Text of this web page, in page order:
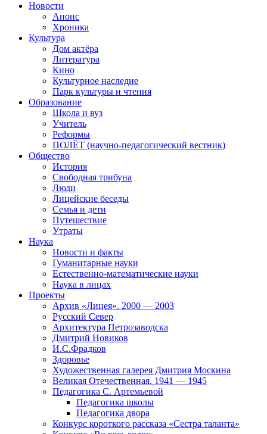
Новости
Анонс
Хроника
Культура
Дом актёра
Литература
Кино
Культурное наследие
Парк культуры и чтения
Образование
Школа и вуз
Учитель
Реформы
ПОЛЁТ (научно-педагогический вестник)
Общество
История
Свободная трибуна
Люди
Лицейские беседы
Семья и дети
Путешествие
Утраты
Наука
Новости и факты
Гуманитарные науки
Естественно-математические науки
Наука в лицах
Проекты
Архив «Лицея». 2000 — 2003
Русский Север
Архитектура Петрозаводска
Дмитрий Новиков
И.С.Фрадков
Здоровье
Художественная галерея Дмитрия Москина
Великая Отечественная. 1941 — 1945
Педагогика С. Артемьевой
Педагогика школы
Педагогика двора
Конкурс короткого рассказа «Сестра таланта»